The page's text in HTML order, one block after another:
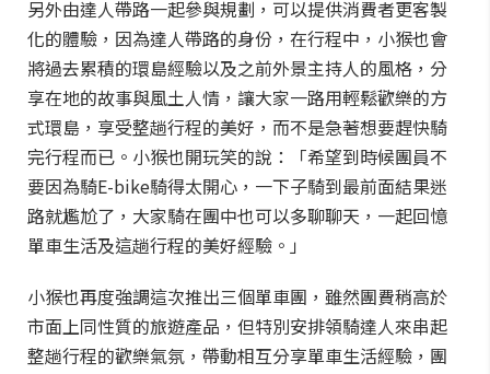
另外由達人帶路一起參與規劃，可以提供消費者更客製
化的體驗，因為達人帶路的身份，在行程中，小猴也會
將過去累積的環島經驗以及之前外景主持人的風格，分
享在地的故事與風土人情，讓大家一路用輕鬆歡樂的方
式環島，享受整趟行程的美好，而不是急著想要趕快騎
完行程而已。小猴也開玩笑的說：「希望到時候團員不
要因為騎E-bike騎得太開心，一下子騎到最前面結果迷
路就尷尬了，大家騎在團中也可以多聊聊天，一起回憶
單車生活及這趟行程的美好經驗。」
小猴也再度強調這次推出三個單車團，雖然團費稍高於
市面上同性質的旅遊產品，但特別安排領騎達人來串起
整趟行程的歡樂氣氛，帶動相互分享單車生活經驗，團